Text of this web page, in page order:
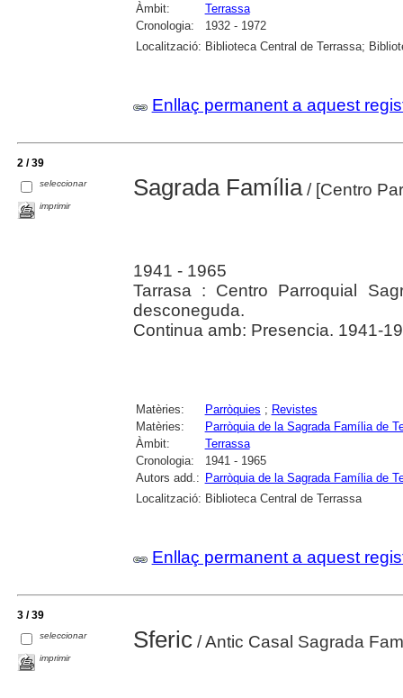
Àmbit:
Terrassa
Cronologia:
1932 - 1972
Localització: Biblioteca Central de Terrassa;
Enllaç permanent a aquest
2 / 39
seleccionar
imprimir
Sagrada Família/ [Centro
1941 - 1965
Tarrasa : Centro Parroquial
desconeguda.
Continua amb: Presencia. 1941-
Matèries: Parròquies ; Revistes
Matèries:
Parròquia de la Sagrada Família de
Àmbit:
Terrassa
Cronologia:
1941 - 1965
Autors add.: Parròquia de la Sagrada Família de
Localització: Biblioteca Central de Terrassa
Enllaç permanent a aquest
3 / 39
seleccionar
imprimir
Sferic/ Antic Casal Sagrada